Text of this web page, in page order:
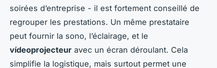
soirées d’entreprise - il est fortement conseillé de
regrouper les prestations. Un même prestataire
peut fournir la sono, l’éclairage, et le
vídeoprojecteur avec un écran déroulant. Cela
simplifie la logistique, mais surtout permet une